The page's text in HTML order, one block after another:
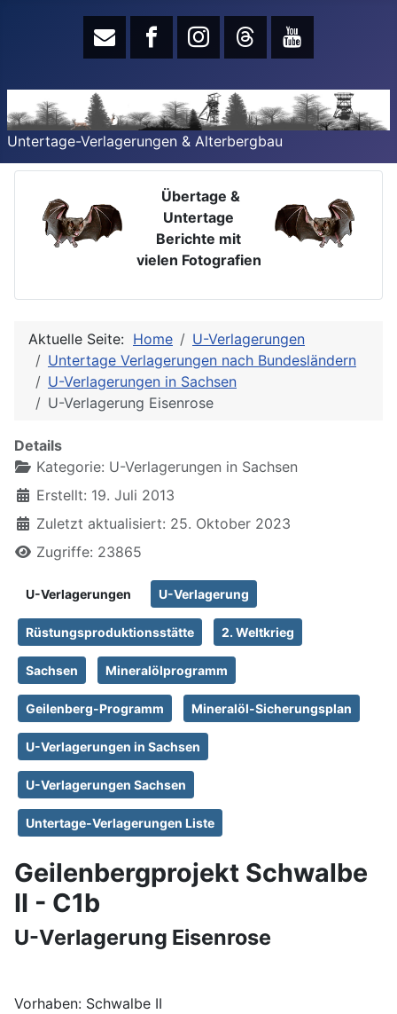
Untertage-Verlagerungen & Alterbergbau
Übertage &
Untertage
Berichte mit
vielen Fotografien
Aktuelle Seite: Home
U-Verlagerungen
Untertage Verlagerungen nach Bundesländern
U-Verlagerungen in Sachsen
U-Verlagerung Eisenrose
Details
Kategorie: U-Verlagerungen in Sachsen
Erstellt: 19. Juli 2013
Zuletzt aktualisiert: 25. Oktober 2023
Zugriffe: 23865
U-Verlagerungen U-Verlagerung
Rüstungsproduktionsstätte 2. Weltkrieg
Sachsen Mineralölprogramm
Geilenberg-Programm Mineralöl-Sicherungsplan
U-Verlagerungen in Sachsen
U-Verlagerungen Sachsen
Untertage-Verlagerungen Liste
Geilenbergprojekt Schwalbe
II - C1b
U-Verlagerung Eisenrose
Vorhaben: Schwalbe II